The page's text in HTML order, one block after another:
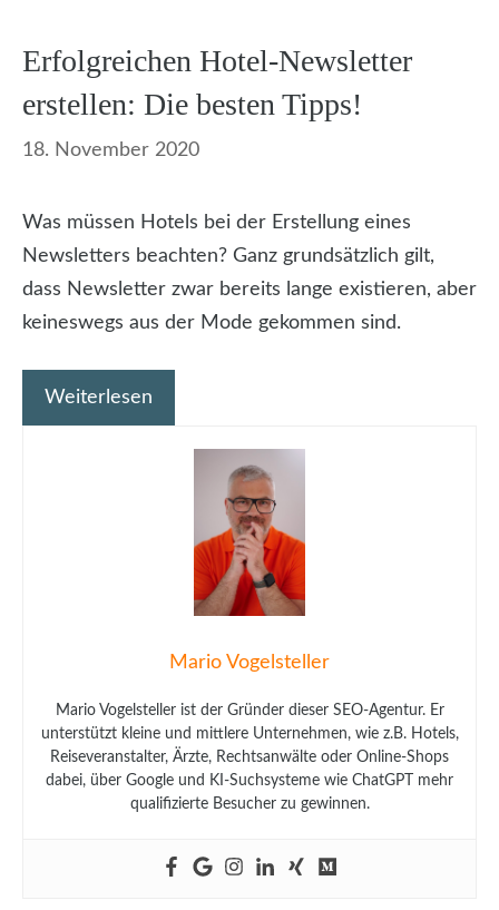
Erfolgreichen Hotel-Newsletter
erstellen: Die besten Tipps!
18. November 2020
Was müssen Hotels bei der Erstellung eines
Newsletters beachten? Ganz grundsätzlich gilt,
dass Newsletter zwar bereits lange existieren, aber
keineswegs aus der Mode gekommen sind.
Weiterlesen
Mario Vogelsteller
Mario Vogelsteller ist der Gründer dieser SEO-Agentur. Er
unterstützt kleine und mittlere Unternehmen, wie z.B. Hotels,
Reiseveranstalter, Ärzte, Rechtsanwälte oder Online-Shops
dabei, über Google und KI-Suchsysteme wie ChatGPT mehr
qualifizierte Besucher zu gewinnen.